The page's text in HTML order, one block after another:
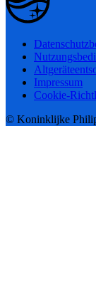
Impressum
Cookie-
© Koninklijke